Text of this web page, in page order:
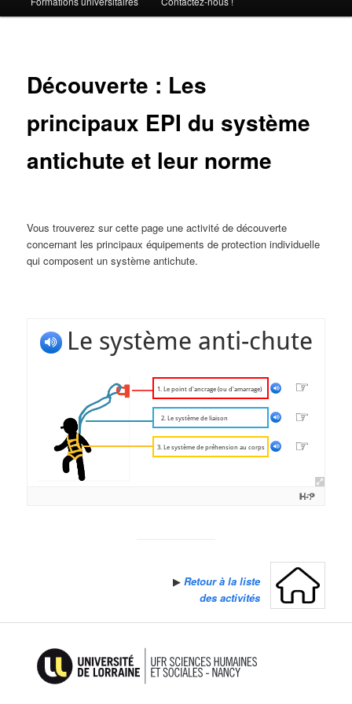
Découverte : Les
principaux EPI du système
antichute et leur norme
Vous trouverez sur cette page une activité de découverte
concernant les principaux équipements de protection individuelle
qui composent un système antichute.
▶ Retour à la liste
des activités